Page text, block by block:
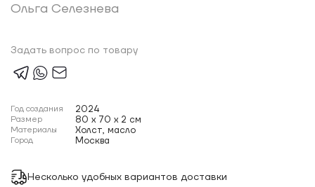
Ольга Селезнева
Задать вопрос по товару
Год создания 2024
Размер 80 x 70 x 2 см
Материалы Холст, масло
Город Москва
Несколько удобных вариантов доставки